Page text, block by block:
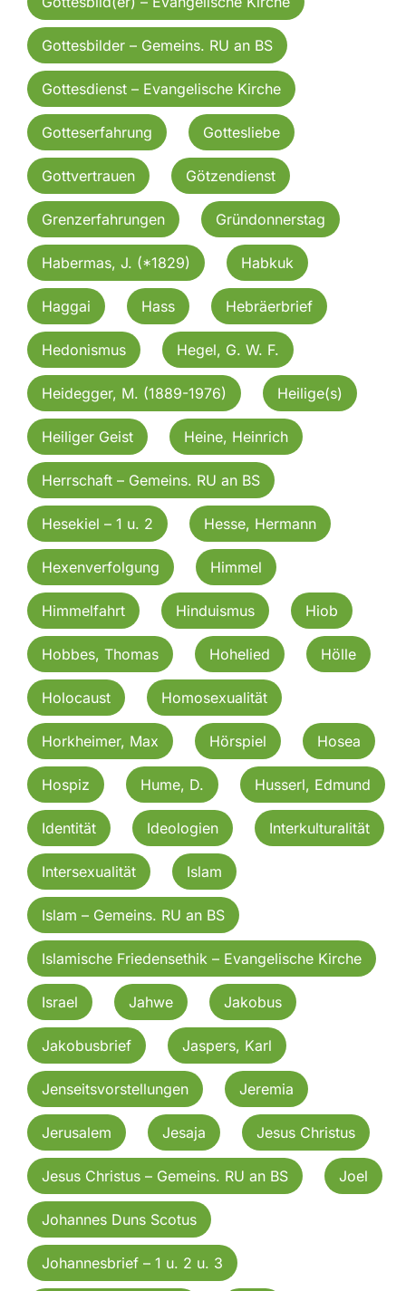
Gottesbilder – Gemeins. RU an BS
Gottesdienst – Evangelische Kirche
Gotteserfahrung Gottesliebe
Gottvertrauen Götzendienst
Grenzerfahrungen Gründonnerstag
Habermas, J. (*1829) Habkuk
Haggai Hass Hebräerbrief
Hedonismus Hegel, G. W. F.
Heidegger, M. (1889-1976) Heilige(s)
Heiliger Geist Heine, Heinrich
Herrschaft – Gemeins. RU an BS
Hesekiel – 1 u. 2 Hesse, Hermann
Hexenverfolgung Himmel
Himmelfahrt Hinduismus Hiob
Hobbes, Thomas Hohelied Hölle
Holocaust Homosexualität
Horkheimer, Max Hörspiel Hosea
Hospiz Hume, D. Husserl, Edmund
Identität Ideologien Interkulturalität
Intersexualität Islam
Islam – Gemeins. RU an BS
Islamische Friedensethik – Evangelische Kirche
Israel Jahwe Jakobus
Jakobusbrief Jaspers, Karl
Jenseitsvorstellungen Jeremia
Jerusalem Jesaja Jesus Christus
Jesus Christus – Gemeins. RU an BS Joel
Johannes Duns Scotus
Johannesbrief – 1 u. 2 u. 3